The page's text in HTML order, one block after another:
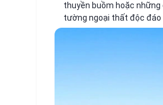
thuyền buồm hoặc
tường ngoại thất độc đáo